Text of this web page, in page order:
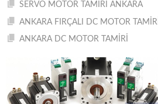
SERVO MOTOR TAMİRİ ANKARA
ANKARA FIRÇALI DC MOTOR TAMİRİ
ANKARA DC MOTOR TAMİRİ